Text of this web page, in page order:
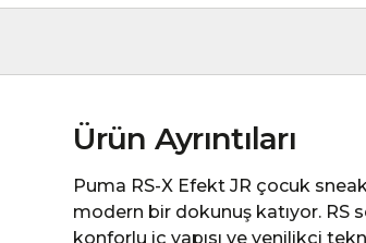
Ürün Ayrıntıları
Puma RS-X Efekt JR çocuk
modern bir dokunuş katıyor. RS
konforlu iç yapısı ve yenilikçi